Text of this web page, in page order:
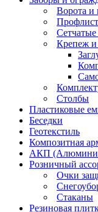
Ворота и
Профлист
Крепеж и
Столбы
Пластиковые
Беседки
Геотекстиль
Композитная
АКП
Розничный
Очки
Стаканы
Резиновая